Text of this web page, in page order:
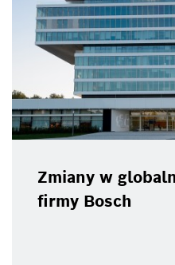
Zmiany w
firmy Bosch